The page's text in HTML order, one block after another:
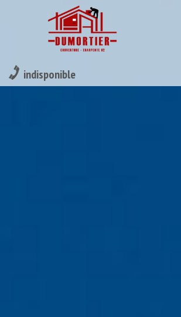
indisponible